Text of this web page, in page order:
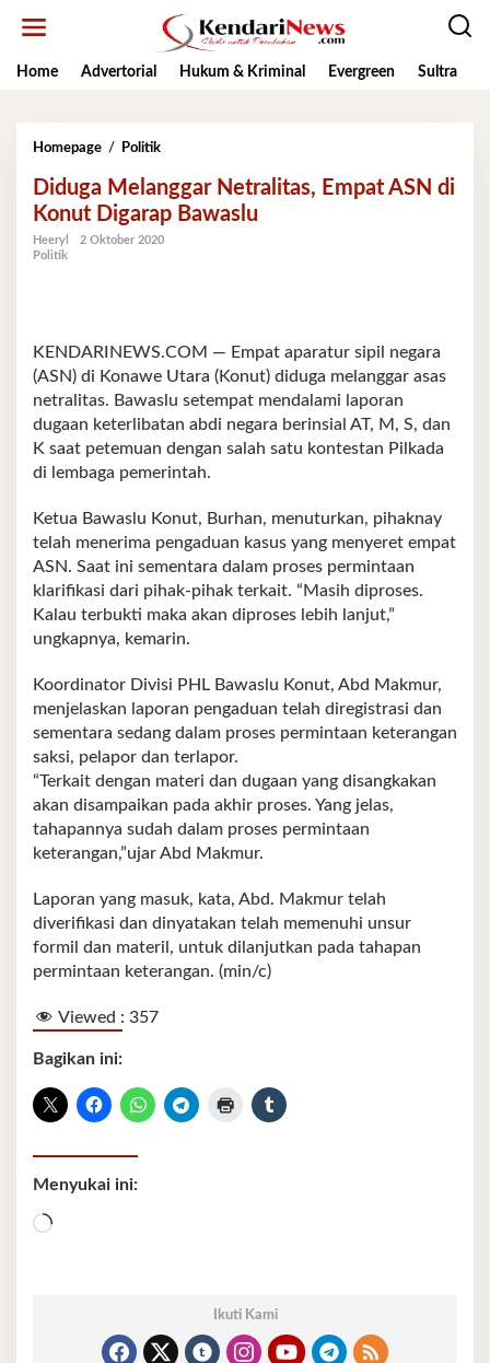
Home
Advertorial Hukum & Kriminal Evergreen Sultra
Homepage / PolitikDiduga
Netralitas,
Empat
ASN
di
Diduga Melanggar Netralitas, Empat ASN di
Konut Digarap Bawaslu
Heeryl
2 Oktober 2020
Politik
KENDARINEWS.COM — Empat aparatur sipil negara
(ASN) di Konawe Utara (Konut) diduga melanggar asas
netralitas. Bawaslu setempat mendalami laporan
dugaan keterlibatan abdi negara berinsial AT, M, S, dan
K saat petemuan dengan salah satu kontestan Pilkada
di lembaga pemerintah.
Ketua Bawaslu Konut, Burhan, menuturkan, pihaknay
telah menerima pengaduan kasus yang menyeret empat
ASN. Saat ini sementara dalam proses permintaan
klarifikasi dari pihak-pihak terkait. “Masih diproses.
Kalau terbukti maka akan diproses lebih lanjut,”
ungkapnya, kemarin.
Koordinator Divisi PHL Bawaslu Konut, Abd Makmur,
menjelaskan laporan pengaduan telah diregistrasi dan
sementara sedang dalam proses permintaan keterangan
saksi, pelapor dan terlapor.
“Terkait dengan materi dan dugaan yang disangkakan
akan disampaikan pada akhir proses. Yang jelas,
tahapannya sudah dalam proses permintaan
keterangan,”ujar Abd Makmur.
Laporan yang masuk, kata, Abd. Makmur telah
diverifikasi dan dinyatakan telah memenuhi unsur
formil dan materil, untuk dilanjutkan pada tahapan
permintaan keterangan. (min/c)
Viewed : 357
Bagikan ini:
Menyukai ini:
Memuat...
Ikuti Kami